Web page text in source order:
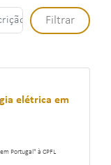
elétrica em
Portugal" à CPFL